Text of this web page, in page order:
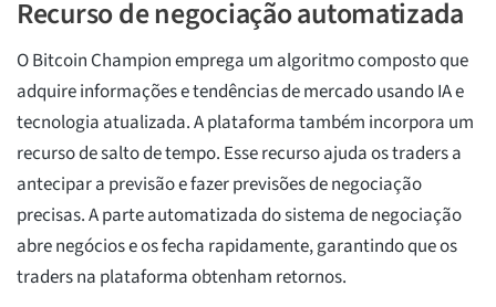
Recurso de negociação automatizada
O Bitcoin Champion emprega um algoritmo composto que
adquire informações e tendências de mercado usando IA e
tecnologia atualizada. A plataforma também incorpora um
recurso de salto de tempo. Esse recurso ajuda os traders a
antecipar a previsão e fazer previsões de negociação
precisas. A parte automatizada do sistema de negociação
abre negócios e os fecha rapidamente, garantindo que os
traders na plataforma obtenham retornos.